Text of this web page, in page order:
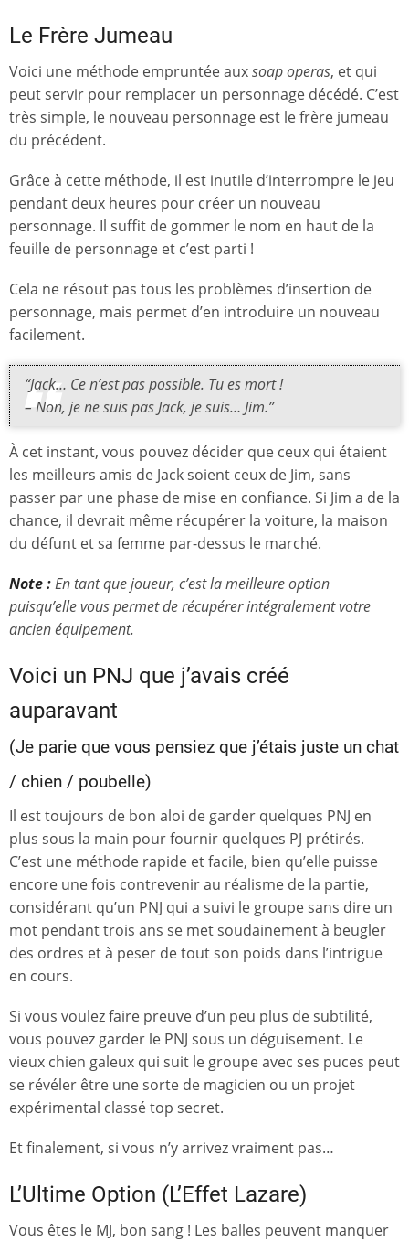
Le Frère Jumeau
Voici une méthode empruntée auxsoap operas, et qui
peut servir pour remplacer un personnage décédé. C’est
très simple, le nouveau personnage est le frère jumeau
du précédent.
Grâce à cette méthode, il est inutile d’interrompre le jeu
pendant deux heures pour créer un nouveau
personnage. Il suffit de gommer le nom en haut de la
feuille de personnage et c’est parti !
Cela ne résout pas tous les problèmes d’insertion de
personnage, mais permet d’en introduire un nouveau
facilement.
“Jack… Ce n’est pas possible. Tu es mort !
– Non, je ne suis pas Jack, je suis… Jim.”
À cet instant, vous pouvez décider que ceux qui étaient
les meilleurs amis de Jack soient ceux de Jim, sans
passer par une phase de mise en confiance. Si Jim a de la
chance, il devrait même récupérer la voiture, la maison
du défunt et sa femme par-dessus le marché.
Note :En tant que joueur, c’est la meilleure option
puisqu’elle vous permet de récupérer intégralement votre
ancien équipement.
Voici un PNJ que j’avais créé
auparavant
(Je parie que vous pensiez que j’étais juste un chat
/ chien / poubelle)
Il est toujours de bon aloi de garder quelques PNJ en
plus sous la main pour fournir quelques PJ prétirés.
C’est une méthode rapide et facile, bien qu’elle puisse
encore une fois contrevenir au réalisme de la partie,
considérant qu’un PNJ qui a suivi le groupe sans dire un
mot pendant trois ans se met soudainement à beugler
des ordres et à peser de tout son poids dans l’intrigue
en cours.
Si vous voulez faire preuve d’un peu plus de subtilité,
vous pouvez garder le PNJ sous un déguisement. Le
vieux chien galeux qui suit le groupe avec ses puces peut
se révéler être une sorte de magicien ou un projet
expérimental classé top secret.
Et finalement, si vous n’y arrivez vraiment pas…
L’Ultime Option (L’Effet Lazare)
Vous êtes le MJ, bon sang ! Les balles peuvent manquer